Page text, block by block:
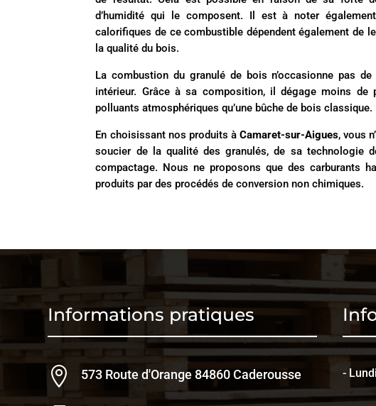
d’humidité qui le composent. Il est à noter
calorifiques de ce combustible dépendent également de
la qualité du bois.
La combustion du granulé de bois n’occasionne pas de
intérieur. Grâce à sa composition, il dégage moins de
polluants atmosphériques qu’une bûche de bois classique.
En choisissant nos produits à Camaret-sur-Aigues, vous
soucier de la qualité des granulés, de sa technologie
compactage. Nous ne proposons que des carburants
produits par des procédés de conversion non chimiques.
Informations pratiques
 573 Route d'Orange 84860 Caderousse -